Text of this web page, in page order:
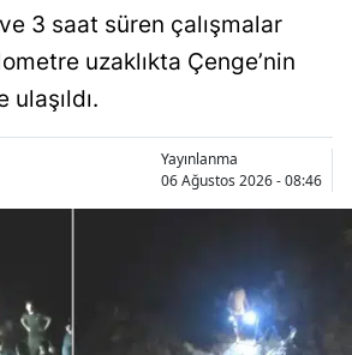
Malatya
Kahramanmaraş
Mardin
Nevşehir
3 saat süren çalışmalar
uzaklıkta Çenge’nin
ulaşıldı.
Yayınlanma
06 Ağustos 2026 - 08:46